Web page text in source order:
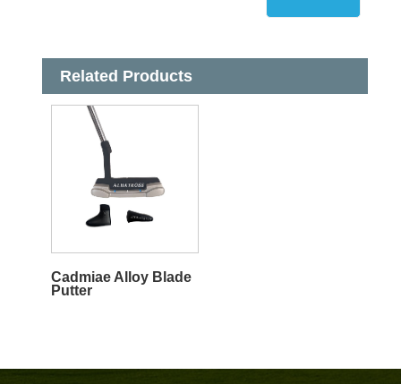
Related Products
Cadmiae Alloy Blade
Putter